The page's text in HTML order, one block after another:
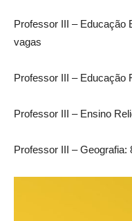
Professor III – Educação
vagas
Professor III – Educação
Professor III – Ensino
Professor III – Geografia: